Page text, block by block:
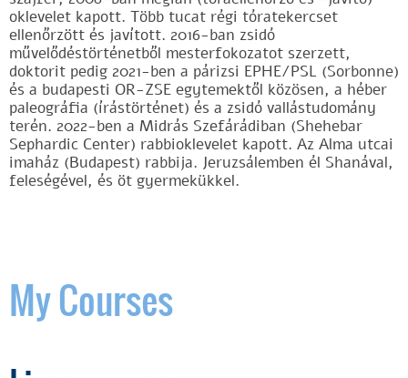
oklevelet kapott. Több tucat régi tóratekercset
ellenőrzött és javított. 2016-ban zsidó
művelődéstörténetből mesterfokozatot szerzett,
doktorit pedig 2021-ben a párizsi EPHE/PSL (Sorbonne)
és a budapesti OR-ZSE egytemektől közösen, a héber
paleográfia (írástörténet) és a zsidó vallástudomány
terén. 2022-ben a Midrás Szefárádiban (Shehebar
Sephardic Center) rabbioklevelet kapott. Az Alma utcai
imaház (Budapest) rabbija. Jeruzsálemben él Shanával,
feleségével, és öt gyermekükkel.
My Courses